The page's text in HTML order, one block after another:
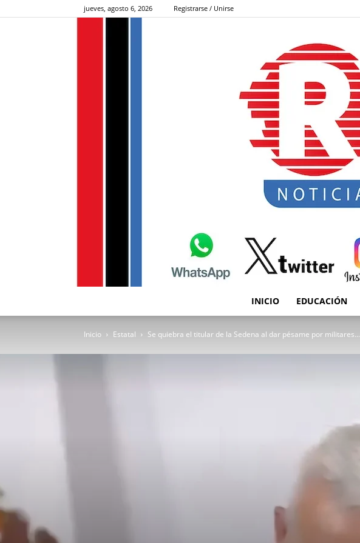
jueves, agosto 6, 2026 Registrarse / Unirse
INICIO EDUCACIÓN
Inicio Estatal Se quiebra el titular de la Sedena al dar pésame por militares...